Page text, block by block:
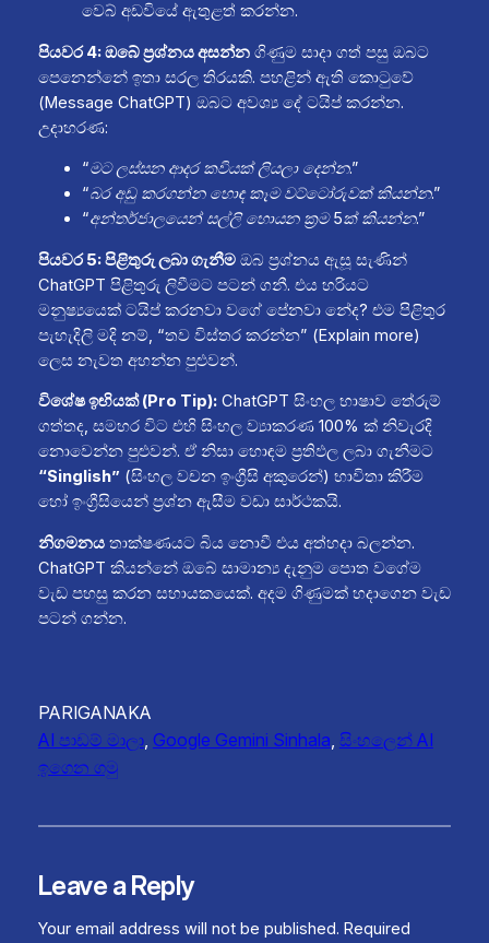
වෙබ් අඩවියේ ඇතුළත් කරන්න.
පියවර 4: ඔබේ ප්‍රශ්නය අසන්නගිණුම සාදා ගත් පසු ඔබට
පෙනෙන්නේ ඉතා සරල තිරයකි. පහළින් ඇති කොටුවේ
(Message ChatGPT) ඔබට අවශ්‍ය දේ ටයිප් කරන්න.
උදාහරණ:
“මට ලස්සන ආදර කවියක් ලියලා දෙන්න.”
“බර අඩු කරගන්න හොඳ කෑම වට්ටෝරුවක් කියන්න.”
“අන්තර්ජාලයෙන් සල්ලි හොයන ක්‍රම 5ක් කියන්න.”
පියවර 5: පිළිතුරු ලබා ගැනීමඔබ ප්‍රශ්නය ඇසූ සැණින්
ChatGPT පිළිතුරු ලිවීමට පටන් ගනී. එය හරියට
මනුෂ්‍යයෙක් ටයිප් කරනවා වගේ පේනවා නේද? එම පිළිතුර
පැහැදිලි මදි නම්, “තව විස්තර කරන්න” (Explain more)
ලෙස නැවත අහන්න පුළුවන්.
විශේෂ ඉඟියක් (Pro Tip):ChatGPT සිංහල භාෂාව තේරුම්
ගත්තද, සමහර විට එහි සිංහල ව්‍යාකරණ 100% ක් නිවැරදි
නොවෙන්න පුළුවන්. ඒ නිසා හොඳම ප්‍රතිඵල ලබා ගැනීමට
“Singlish” (සිංහල වචන ඉංග්‍රීසි අකුරෙන්) භාවිතා කිරීම
හෝ ඉංග්‍රීසියෙන් ප්‍රශ්න ඇසීම වඩා සාර්ථකයි.
නිගමනයතාක්ෂණයට බිය නොවී එය අත්හදා බලන්න.
ChatGPT කියන්නේ ඔබේ සාමාන්‍ය දැනුම පොත වගේම
වැඩ පහසු කරන සහායකයෙක්. අදම ගිණුමක් හදාගෙන වැඩ
පටන් ගන්න.
PARIGANAKA
AI පාඩම් මාලා, Google Gemini Sinhala, සිංහලෙන් AI
ඉගෙන ගමු
Leave a Reply
Your email address will not be published. Required